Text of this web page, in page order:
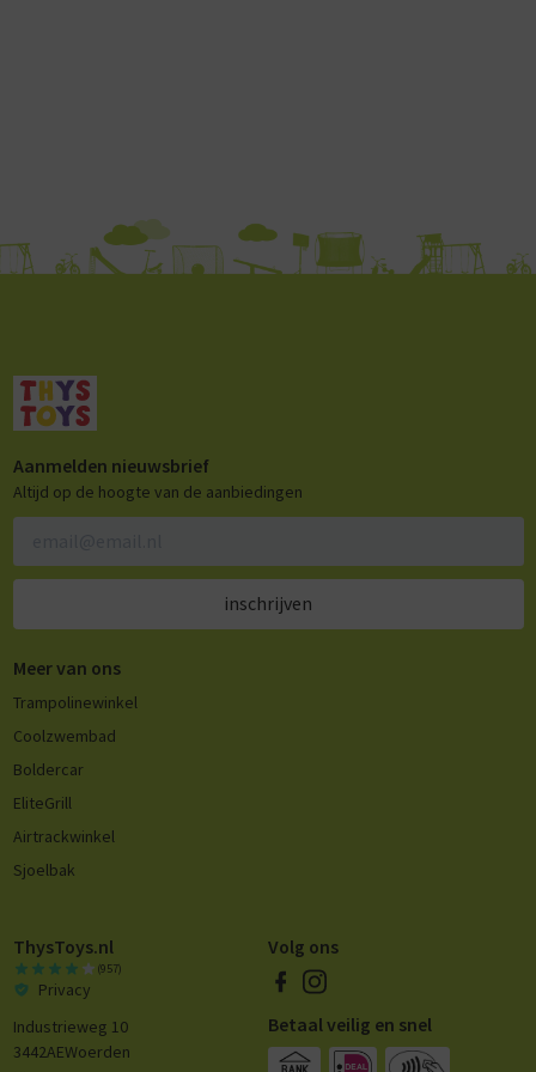
Aanmelden nieuwsbrief
Altijd op de hoogte van de aanbiedingen
inschrijven
Meer van ons
Trampolinewinkel
Coolzwembad
Boldercar
EliteGrill
Airtrackwinkel
Sjoelbak
ThysToys.nl
(957)
Privacy
Industrieweg 10
3442AEWoerden
Volg ons
Betaal veilig en snel